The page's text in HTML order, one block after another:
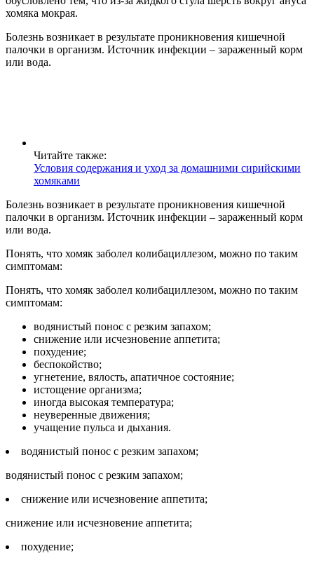
хомяка мокрая.
Болезнь возникает в результате проникновения кишечной
палочки в организм. Источник инфекции – зараженный корм
или вода.
Читайте также:
Условия содержания и уход за домашними сирийскими
хомяками
Болезнь возникает в результате проникновения кишечной
палочки в организм. Источник инфекции – зараженный корм
или вода.
Понять, что хомяк заболел колибациллезом, можно по таким
симптомам:
Понять, что хомяк заболел колибациллезом, можно по таким
симптомам:
водянистый понос с резким запахом;
снижение или исчезновение аппетита;
похудение;
беспокойство;
угнетение, вялость, апатичное состояние;
истощение организма;
иногда высокая температура;
неуверенные движения;
учащение пульса и дыхания.
водянистый понос с резким запахом;
водянистый понос с резким запахом;
снижение или исчезновение аппетита;
снижение или исчезновение аппетита;
похудение;